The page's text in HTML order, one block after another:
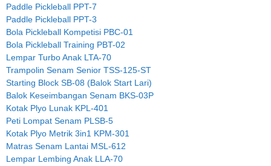
Paddle Pickleball PPT-7
Paddle Pickleball PPT-3
Bola Pickleball Kompetisi PBC-01
Bola Pickleball Training PBT-02
Lempar Turbo Anak LTA-70
Trampolin Senam Senior TSS-125-ST
Starting Block SB-08 (Balok Start Lari)
Balok Keseimbangan Senam BKS-03P
Kotak Plyo Lunak KPL-401
Peti Lompat Senam PLSB-5
Kotak Plyo Metrik 3in1 KPM-301
Matras Senam Lantai MSL-612
Lempar Lembing Anak LLA-70